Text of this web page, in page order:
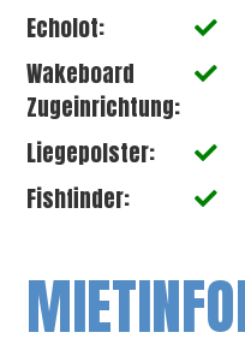
Echolot:
Wakeboard
Zugeinrichtung:
Liegepolster:
Fishfinder: